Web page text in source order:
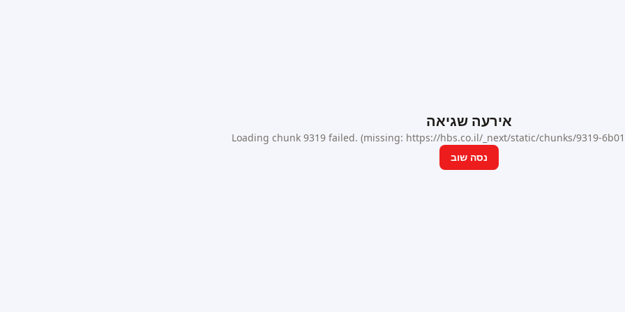
אירעה שגיאה
Loading chunk 9319 failed. (missing: https://hbs.co.il/_next/static/chunks/9319-
נסה שוב